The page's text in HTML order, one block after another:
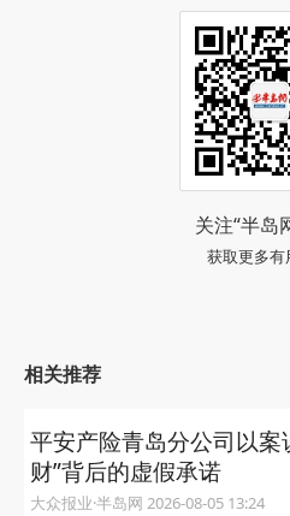
关注“半岛
获取更多有
相关推荐
平安产险青岛分公司以案
财”背后的虚假承诺
大众报业·半岛网 2026-08-05 13:24